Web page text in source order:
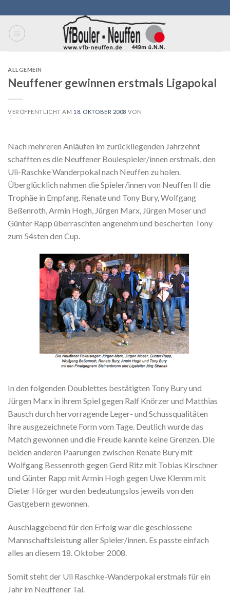
to
content
ALLGEMEIN
Neuffener gewinnen erstmals Ligapokal
VERÖFFENTLICHT AM 18. OKTOBER 2008 VON
Nach mehreren Anläufen im zurückliegenden Jahrzehnt
schafften es die Neuffener Boulespieler/innen erstmals, den
Uli-Raschke Wanderpokal nach Neuffen zu holen.
Überglücklich nahmen die Spieler/innen von Neuffen II die
Trophäe in Empfang. Renate und Tony Bury, Wolfgang
Beßenroth, Armin Hogh, Jürgen Marx, Jürgen Moser und
Günter Rapp überraschten angenehm und bescherten Tony
zum 54sten den Cup.
In den folgenden Doublettes bestätigten Tony Bury und
Jürgen Marx in ihrem Spiel gegen Ralf Knörzer und Matthias
Bausch durch hervorragende Leger- und Schussqualitäten
ihre ausgezeichnete Form vom Tage. Deutlich wurde das
Match gewonnen und die Freude kannte keine Grenzen. Die
beiden anderen Paarungen zwischen Renate Bury mit
Wolfgang Bessenroth gegen Gerd Ritz mit Tobias Kirschner
und Günter Rapp mit Armin Hogh gegen Uwe Klemm mit
Dieter Hörger wurden bedeutungslos jeweils von den
Gastgebern gewonnen.
Auschlaggebend für den Erfolg war die geschlossene
Mannschaftsleistung aller Spieler/innen. Es passte einfach
alles an diesem 18. Oktober 2008.
Somit steht der Uli Raschke-Wanderpokal erstmals für ein
Jahr im Neuffener Tal.